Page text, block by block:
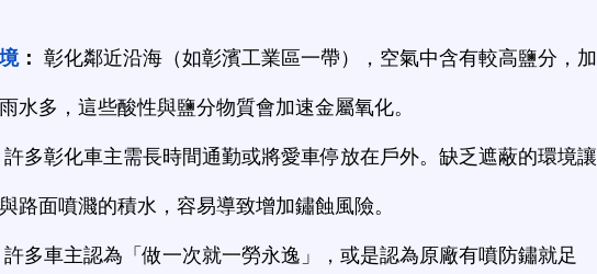
： 彰化鄰近沿海（如彰濱工業區一帶），空氣中含有較高鹽分，加
水多，這些酸性與鹽分物質會加速金屬氧化。
許多彰化車主需長時間通勤或將愛車停放在戶外。缺乏遮蔽的環境讓
路面噴濺的積水，容易導致增加鏽蝕風險。
許多車主認為「做一次就一勞永逸」，或是認為原廠有噴防鏽就足